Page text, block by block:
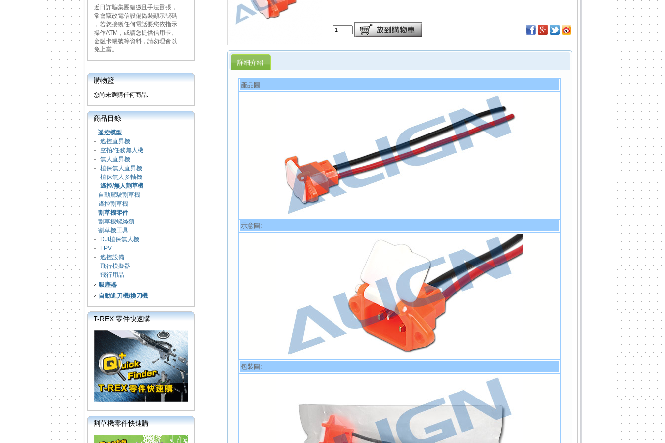
近日詐騙集團猖獗且手法囂張，
常會竄改電信設備偽裝顯示號碼
，若您接獲任何電話要您依指示
操作ATM，或請您提供信用卡、
金融卡帳號等資料，請勿理會以
免上當。
購物籃
您尚未選購任何商品.
商品目錄
遥控模型
- 遙控直昇機
- 空拍/任務無人機
- 無人直昇機
- 植保無人直昇機
- 植保無人多軸機
- 遙控/無人割草機
自動駕駛割草機
遙控割草機
割草機零件
割草機螺絲類
割草機工具
-
DJI植保無人機
-
FPV
- 遙控設備
- 飛行模擬器
- 飛行用品
吸塵器
自動進刀機/換刀機
T-REX 零件快速購
割草機零件快速購
詳細介紹
產品圖:
示意圖:
包裝圖: